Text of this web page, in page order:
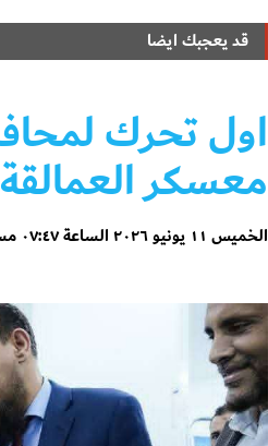
قد يعجبك ايضا
اول تحرك
معسكر العمالقة
الخميس ١١ يونيو ٢٠٢٦ الساعة ٠٧:٤٧ مساءً